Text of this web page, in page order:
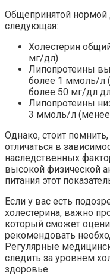
Общепринятой нормой
следующая:
Холестерин
мг/дл)
Липопротеины
более 1 ммоль/л
более 50 мг/дл
Липопротеины
3 ммоль/л
Однако, стоит
отличаться в
наследственных
высокой физической
питания этот
Если у вас есть
холестерина, важно
который сможет
рекомендовать
Регулярные
следить за уровнем
здоровье.